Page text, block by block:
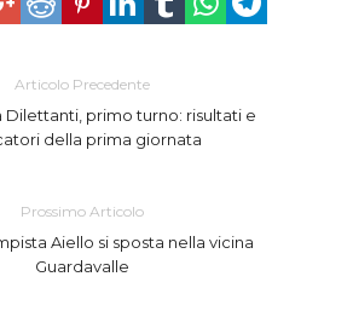
Articolo Precedente
Dilettanti, primo turno: risultati e
della prima giornata
Prossimo Articolo
Aiello si sposta nella vicina
Guardavalle